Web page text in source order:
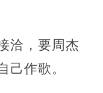
洽，要周杰
己作歌。